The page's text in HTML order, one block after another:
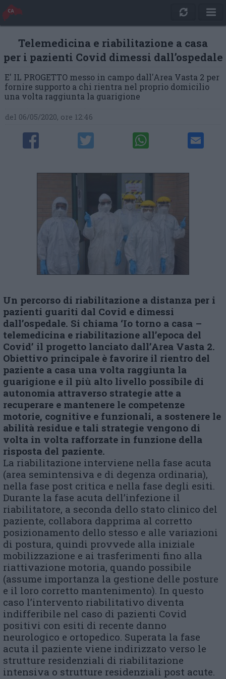
Telemedicina e riabilitazione a casa
per i pazienti Covid dimessi dall’ospedale
E' IL PROGETTO messo in campo dall'Area Vasta 2 per
fornire supporto a chi rientra nel proprio domicilio
una volta raggiunta la guarigione
del 06/05/2020, ore 12:46
Un percorso di riabilitazione a distanza per i
pazienti guariti dal Covid e dimessi
dall’ospedale. Si chiama ‘Io torno a casa –
telemedicina e riabilitazione all’epoca del
Covid’ il progetto lanciato dall’Area Vasta 2.
Obiettivo principale è favorire il rientro del
paziente a casa una volta raggiunta la
guarigione e il più alto livello possibile di
autonomia attraverso strategie atte a
recuperare e mantenere le competenze
motorie, cognitive e funzionali, a sostenere le
abilità residue e tali strategie vengono di
volta in volta rafforzate in funzione della
risposta del paziente.
La riabilitazione interviene nella fase acuta
(area semintensiva e di degenza ordinaria),
nella fase post critica e nella fase degli esiti.
Durante la fase acuta dell’infezione il
riabilitatore, a seconda dello stato clinico del
paziente, collabora dapprima al corretto
posizionamento dello stesso e alle variazioni
di postura, quindi provvede alla iniziale
mobilizzazione e ai trasferimenti fino alla
riattivazione motoria, quando possibile
(assume importanza la gestione delle posture
e il loro corretto mantenimento). In questo
caso l’intervento riabilitativo diventa
indifferibile nel caso di pazienti Covid
positivi con esiti di recente danno
neurologico e ortopedico. Superata la fase
acuta il paziente viene indirizzato verso le
strutture residenziali di riabilitazione
intensiva o strutture residenziali post acute.